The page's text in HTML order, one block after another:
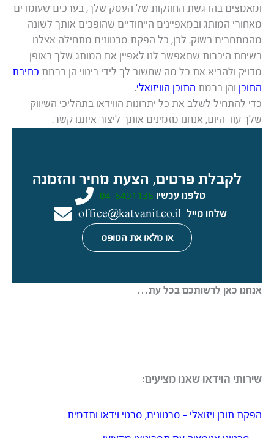
ומאמצים בהדגשת החוזקות של העסק שלך, בערכים שעומדים
מאחורי המותג ובמאפיינים הייחודיים שהופכים אותך לשונה
מהמתחרים בשוק. לכן, כל הפקת סרטונים מתחילה אצלנו
בשיחת היכרות שתאפשר לנו לאפיין את המותג שלך באופן
מדויק ולהביא את כל מה שחשוב לך לידי ביטוי הן ברמת כתיבת
התוכן והן ברמת התוכן הוויזואלי.
כדי להתחיל לשלב את כל יתרונות הווידאו בתהליכי השיווק
שלך עוד היום, אנחנו מזמינים אותך ליצור איתנו קשר.
לקבלת פרטים, הצעת מחיר והזמנה
טלפנו עכשיו 04-6491136
שלחו מייל office@katvanit.co.il
או מלאו את הטופס
אנחנו כאן לרשותכם בכל עת…
שירותי הוידאו שאנו מציעים:
הפקת תוכן ויזואלי – סרטונים, סרטי וידאו ותדמית